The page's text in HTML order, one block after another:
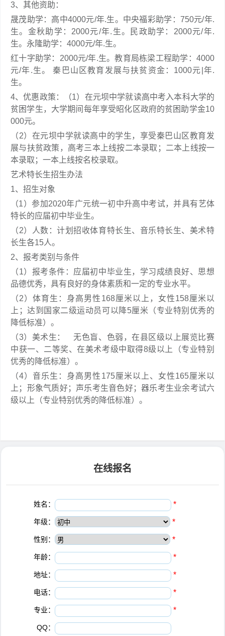
3、其他资助：
晟茂助学：高中4000元/年.生。中央福彩助学：750元/年.
生。金秋助学：2000元/年.生。民政助学：2000元/年.
生。永隆助学：4000元/年.生。
红十字助学：2000元/年.生。教育局栋梁工程助学：4000
元/年.生。 秦巴山区教育发展与扶贫资金：1000元|年.
生。
4、优惠政策：（1）在元坝中学就读高中考入本科大学的
贫困学生，大学期间每年享受昭化区政府的贫困助学金10
000元。
（2）在元坝中学就读高中的学生，享受秦巴山区教育发
展与扶贫政策，高考三本上线按二本录取；二本上线按一
本录取；一本上线按名校录取。
艺术特长生招生办法
1、招生对象
（1）参加2020年广元统一初中升高中考试，并具有艺体
特长的应届初中毕业生。
（2）人数：计划招收体育特长生、音乐特长生、美术特
长生各15人。
2、报考类别与条件
（1）报考条件：应届初中毕业生，学习成绩良好、思想
品德优秀，具有良好的身体素质和一定的专业水平。
（2）体育生：身高男性168厘米以上，女性158厘米以
上；达到国家二级运动员可以降5厘米（专业特别优秀的
降低标准）。
（3）美术生： 无色盲、色弱，在县区级以上展览比赛
中获一、二等奖、在美术考级中取得8级以上（专业特别
优秀的降低标准）。
（4）音乐生：身高男性175厘米以上、女性165厘米以
上；形象气质好；声乐考生音色好；器乐考生业余考试六
级以上（专业特别优秀的降低标准）。
在线报名
姓名： *
年级： *
性别： *
年龄： *
地址： *
电话： *
专业： *
QQ：